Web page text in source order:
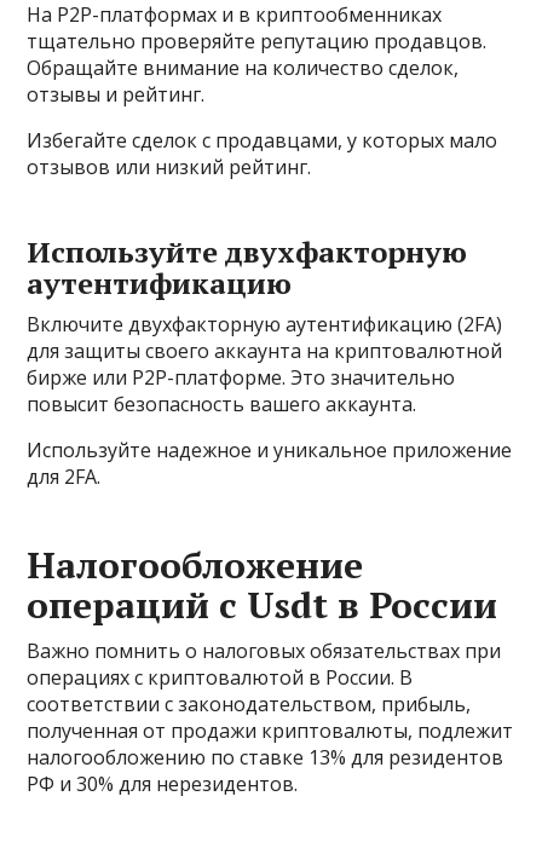
На P2P-платформах и в криптообменниках
тщательно проверяйте репутацию продавцов.
Обращайте внимание на количество сделок,
отзывы и рейтинг.
Избегайте сделок с продавцами, у которых мало
отзывов или низкий рейтинг.
Используйте двухфакторную
аутентификацию
Включите двухфакторную аутентификацию (2FA)
для защиты своего аккаунта на криптовалютной
бирже или P2P-платформе. Это значительно
повысит безопасность вашего аккаунта.
Используйте надежное и уникальное приложение
для 2FA.
Налогообложение
операций с Usdt в России
Важно помнить о налоговых обязательствах при
операциях с криптовалютой в России. В
соответствии с законодательством, прибыль,
полученная от продажи криптовалюты, подлежит
налогообложению по ставке 13% для резидентов
РФ и 30% для нерезидентов.